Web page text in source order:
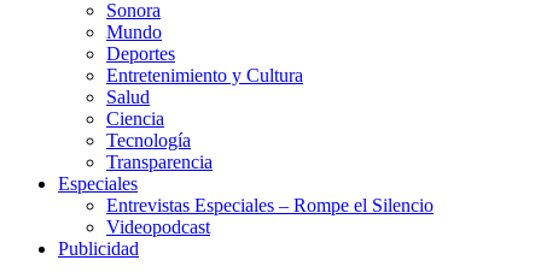
Sonora
Mundo
Deportes
Entretenimiento y Cultura
Salud
Ciencia
Tecnología
Transparencia
Especiales
Entrevistas Especiales – Rompe el Silencio
Videopodcast
Publicidad